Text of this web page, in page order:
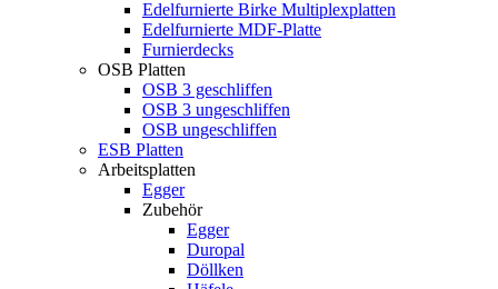
Edelfurnierte Birke Multiplexplatten
Edelfurnierte MDF-Platte
Furnierdecks
OSB Platten
OSB 3 geschliffen
OSB 3 ungeschliffen
OSB ungeschliffen
ESB Platten
Arbeitsplatten
Egger
Zubehör
Egger
Duropal
Döllken